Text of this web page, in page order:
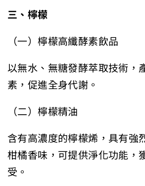
三、檸檬
（一）檸檬高纖酵素飲品
以無水、無糖發酵萃取技術
素，促進全身代謝。
（二）檸檬精油
含有高濃度的檸檬烯，具有
柑橘香味，可提供淨化功能
受。